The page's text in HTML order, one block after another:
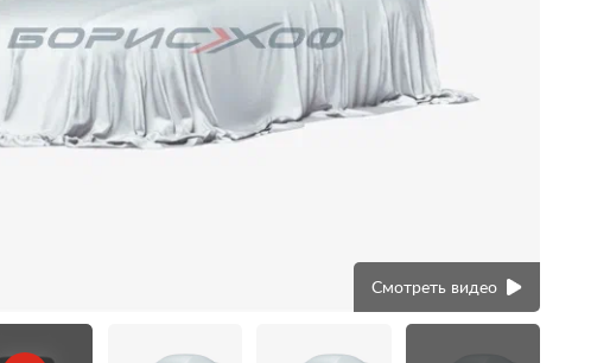
Смотреть видео